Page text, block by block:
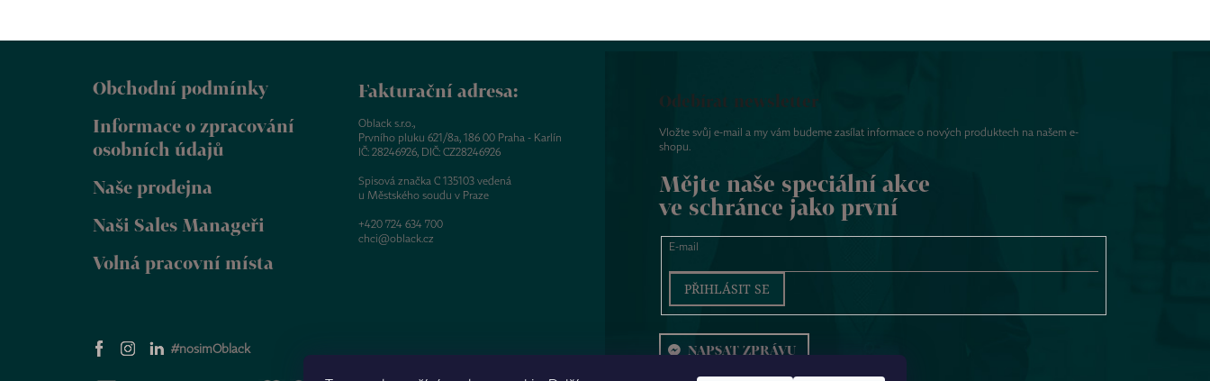
Obchodní podmínky
Informace o zpracování
osobních údajů
Naše prodejna
Naši Sales Manageři
Volná pracovní místa
#nosimOblack
Fakturační adresa:
Oblack s.r.o.,
Prvního pluku 621/8a, 186 00 Praha - Karlín
IČ: 28246926, DIČ: CZ28246926
Spisová značka C 135103 vedená
u Městského soudu v Praze
+420 724 634 700
chci@oblack.cz
Odebírat newsletter
Vložte svůj e-mail a my vám budeme zasílat informace o nových produktech na našem e-
shopu.
Mějte naše speciální akce
ve schránce jako první
E-mail
PŘIHLÁSIT SE
NAPSAT ZPRÁVU